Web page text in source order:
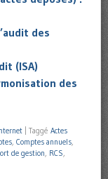
des
(ISA)
des
Taggé Actes
, Comptes annuels,
de gestion, RCS,